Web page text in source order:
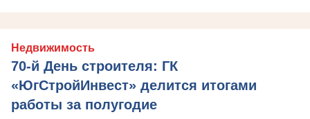
Недвижимость
70-й День строителя: ГК
«ЮгСтройИнвест» делится итогами
работы за полугодие